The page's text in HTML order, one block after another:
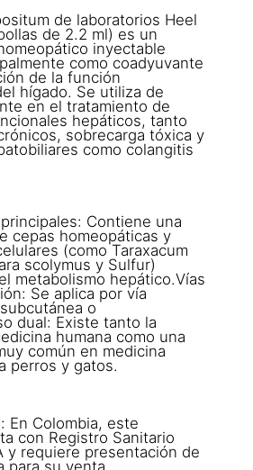
de laboratorios Heel
de 2.2 ml) es un
inyectable
como coadyuvante
de la función
hígado. Se utiliza de
en el tratamiento de
hepáticos, tanto
sobrecarga tóxica y
como colangitis
Contiene una
cepas homeopáticas y
(como Taraxacum
scolymus y Sulfur)
metabolismo hepático.Vías
Se aplica por vía
o
dual: Existe tanto la
humana como una
común en medicina
perros y gatos.
En Colombia, este
con Registro Sanitario
y requiere presentación de
para su venta